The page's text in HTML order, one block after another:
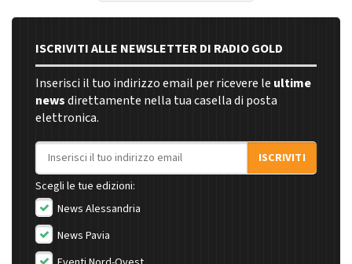
ISCRIVITI ALLE NEWSLETTER DI RADIO GOLD
Inserisci il tuo indirizzo email per ricevere le ultime
newsdirettamente nella tua casella di posta
elettronica.
Indirizzo email
ISCRIVITI
Scegli le tue edizioni:
News Alessandria
News Pavia